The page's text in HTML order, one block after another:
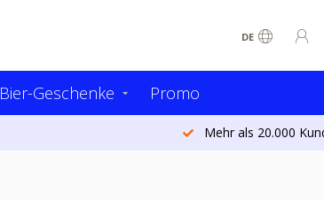
DE
Bier-Geschenke Promo
Mehr als 20.000